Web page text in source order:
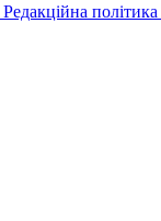
Редакційна політика